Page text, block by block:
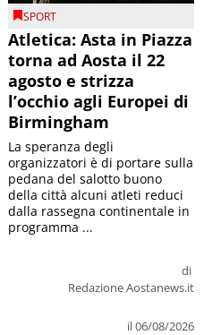
SPORT
Atletica: Asta in Piazza
torna ad Aosta il 22
agosto e strizza
l’occhio agli Europei di
Birmingham
di
Redazione Aostanews.it
il 06/08/2026
La speranza degli
organizzatori è di portare sulla
pedana del salotto buono
della città alcuni atleti reduci
dalla rassegna continentale in
programma ...